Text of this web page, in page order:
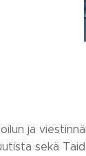
ja
sekä